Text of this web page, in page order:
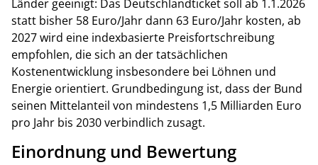
Länder geeinigt: Das Deutschlandticket soll ab 1.1.2026
statt bisher 58 Euro/Jahr dann 63 Euro/Jahr kosten, ab
2027 wird eine indexbasierte Preisfortschreibung
empfohlen, die sich an der tatsächlichen
Kostenentwicklung insbesondere bei Löhnen und
Energie orientiert. Grundbedingung ist, dass der Bund
seinen Mittelanteil von mindestens 1,5 Milliarden Euro
pro Jahr bis 2030 verbindlich zusagt.
Einordnung und Bewertung